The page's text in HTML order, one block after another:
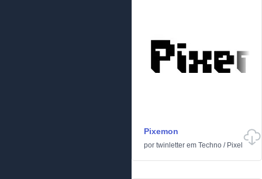
Pixemon
por twinletter em Techno / Pixel